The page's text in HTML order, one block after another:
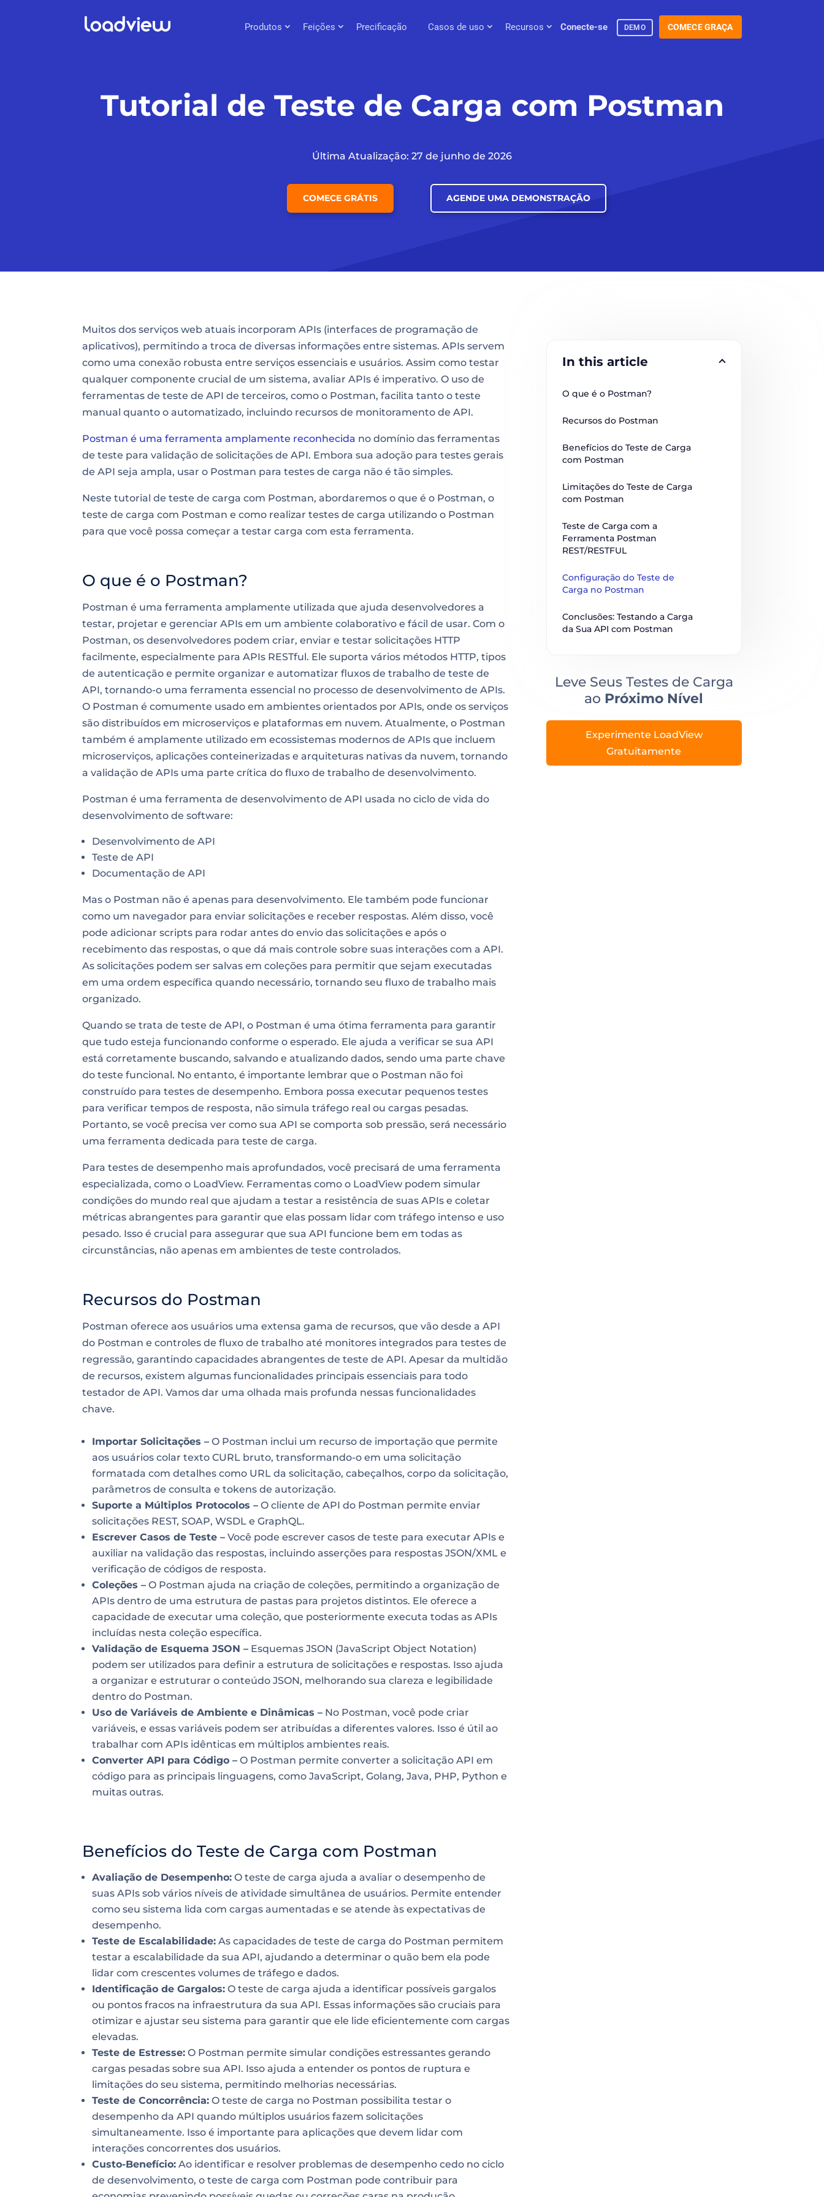
Produtos Feições Precificação Casos de uso Recursos Conecte-se DEMO COMECE GRAÇA
Tutorial de Teste de Carga com Postman
Última Atualização: 27 de junho de 2026
COMECE GRÁTIS AGENDE UMA DEMONSTRAÇÃO
Muitos dos serviços web atuais incorporam APIs (interfaces de programação de
aplicativos), permitindo a troca de diversas informações entre sistemas. APIs servem
como uma conexão robusta entre serviços essenciais e usuários. Assim como testar
qualquer componente crucial de um sistema, avaliar APIs é imperativo. O uso de
ferramentas de teste de API de terceiros, como o Postman, facilita tanto o teste
manual quanto o automatizado, incluindo recursos de monitoramento de API.
Postman é uma ferramenta amplamente reconhecida no domínio das ferramentas
de teste para validação de solicitações de API. Embora sua adoção para testes gerais
de API seja ampla, usar o Postman para testes de carga não é tão simples.
Neste tutorial de teste de carga com Postman, abordaremos o que é o Postman, o
teste de carga com Postman e como realizar testes de carga utilizando o Postman
para que você possa começar a testar carga com esta ferramenta.
O que é o Postman?
Postman é uma ferramenta amplamente utilizada que ajuda desenvolvedores a
testar, projetar e gerenciar APIs em um ambiente colaborativo e fácil de usar. Com o
Postman, os desenvolvedores podem criar, enviar e testar solicitações HTTP
facilmente, especialmente para APIs RESTful. Ele suporta vários métodos HTTP, tipos
de autenticação e permite organizar e automatizar fluxos de trabalho de teste de
API, tornando-o uma ferramenta essencial no processo de desenvolvimento de APIs.
O Postman é comumente usado em ambientes orientados por APIs, onde os serviços
são distribuídos em microserviços e plataformas em nuvem. Atualmente, o Postman
também é amplamente utilizado em ecossistemas modernos de APIs que incluem
microserviços, aplicações conteinerizadas e arquiteturas nativas da nuvem, tornando
a validação de APIs uma parte crítica do fluxo de trabalho de desenvolvimento.
Postman é uma ferramenta de desenvolvimento de API usada no ciclo de vida do
desenvolvimento de software:
Desenvolvimento de API
Teste de API
Documentação de API
Mas o Postman não é apenas para desenvolvimento. Ele também pode funcionar
como um navegador para enviar solicitações e receber respostas. Além disso, você
pode adicionar scripts para rodar antes do envio das solicitações e após o
recebimento das respostas, o que dá mais controle sobre suas interações com a API.
As solicitações podem ser salvas em coleções para permitir que sejam executadas
em uma ordem específica quando necessário, tornando seu fluxo de trabalho mais
organizado.
Quando se trata de teste de API, o Postman é uma ótima ferramenta para garantir
que tudo esteja funcionando conforme o esperado. Ele ajuda a verificar se sua API
está corretamente buscando, salvando e atualizando dados, sendo uma parte chave
do teste funcional. No entanto, é importante lembrar que o Postman não foi
construído para testes de desempenho. Embora possa executar pequenos testes
para verificar tempos de resposta, não simula tráfego real ou cargas pesadas.
Portanto, se você precisa ver como sua API se comporta sob pressão, será necessário
uma ferramenta dedicada para teste de carga.
Para testes de desempenho mais aprofundados, você precisará de uma ferramenta
especializada, como o LoadView. Ferramentas como o LoadView podem simular
condições do mundo real que ajudam a testar a resistência de suas APIs e coletar
métricas abrangentes para garantir que elas possam lidar com tráfego intenso e uso
pesado. Isso é crucial para assegurar que sua API funcione bem em todas as
circunstâncias, não apenas em ambientes de teste controlados.
Recursos do Postman
Postman oferece aos usuários uma extensa gama de recursos, que vão desde a API
do Postman e controles de fluxo de trabalho até monitores integrados para testes de
regressão, garantindo capacidades abrangentes de teste de API. Apesar da multidão
de recursos, existem algumas funcionalidades principais essenciais para todo
testador de API. Vamos dar uma olhada mais profunda nessas funcionalidades
chave.
Importar Solicitações – O Postman inclui um recurso de importação que permite
aos usuários colar texto CURL bruto, transformando-o em uma solicitação
formatada com detalhes como URL da solicitação, cabeçalhos, corpo da solicitação,
parâmetros de consulta e tokens de autorização.
Suporte a Múltiplos Protocolos – O cliente de API do Postman permite enviar
solicitações REST, SOAP, WSDL e GraphQL.
Escrever Casos de Teste – Você pode escrever casos de teste para executar APIs e
auxiliar na validação das respostas, incluindo asserções para respostas JSON/XML e
verificação de códigos de resposta.
Coleções – O Postman ajuda na criação de coleções, permitindo a organização de
APIs dentro de uma estrutura de pastas para projetos distintos. Ele oferece a
capacidade de executar uma coleção, que posteriormente executa todas as APIs
incluídas nesta coleção específica.
Validação de Esquema JSON – Esquemas JSON (JavaScript Object Notation)
podem ser utilizados para definir a estrutura de solicitações e respostas. Isso ajuda
a organizar e estruturar o conteúdo JSON, melhorando sua clareza e legibilidade
dentro do Postman.
Uso de Variáveis de Ambiente e Dinâmicas – No Postman, você pode criar
variáveis, e essas variáveis podem ser atribuídas a diferentes valores. Isso é útil ao
trabalhar com APIs idênticas em múltiplos ambientes reais.
Converter API para Código – O Postman permite converter a solicitação API em
código para as principais linguagens, como JavaScript, Golang, Java, PHP, Python e
muitas outras.
Benefícios do Teste de Carga com Postman
Avaliação de Desempenho: O teste de carga ajuda a avaliar o desempenho de
suas APIs sob vários níveis de atividade simultânea de usuários. Permite entender
como seu sistema lida com cargas aumentadas e se atende às expectativas de
desempenho.
Teste de Escalabilidade: As capacidades de teste de carga do Postman permitem
testar a escalabilidade da sua API, ajudando a determinar o quão bem ela pode
lidar com crescentes volumes de tráfego e dados.
Identificação de Gargalos: O teste de carga ajuda a identificar possíveis gargalos
ou pontos fracos na infraestrutura da sua API. Essas informações são cruciais para
otimizar e ajustar seu sistema para garantir que ele lide eficientemente com cargas
elevadas.
Teste de Estresse: O Postman permite simular condições estressantes gerando
cargas pesadas sobre sua API. Isso ajuda a entender os pontos de ruptura e
limitações do seu sistema, permitindo melhorias necessárias.
Teste de Concorrência: O teste de carga no Postman possibilita testar o
desempenho da API quando múltiplos usuários fazem solicitações
simultaneamente. Isso é importante para aplicações que devem lidar com
interações concorrentes dos usuários.
Custo-Benefício: Ao identificar e resolver problemas de desempenho cedo no ciclo
de desenvolvimento, o teste de carga com Postman pode contribuir para
In this article
O que é o Postman?
Recursos do Postman
Benefícios do Teste de Carga
com Postman
Limitações do Teste de Carga
com Postman
Teste de Carga com a
Ferramenta Postman
REST/RESTFUL
Configuração do Teste de
Carga no Postman
Conclusões: Testando a Carga
da Sua API com Postman
Leve Seus Testes de Carga
ao Próximo Nível
Experimente LoadView
Gratuitamente